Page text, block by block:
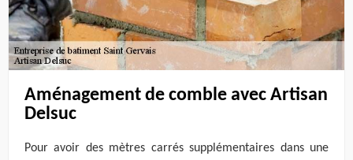
Aménagement de comble avec Artisan
Delsuc
Pour avoir des mètres carrés supplémentaires dans une